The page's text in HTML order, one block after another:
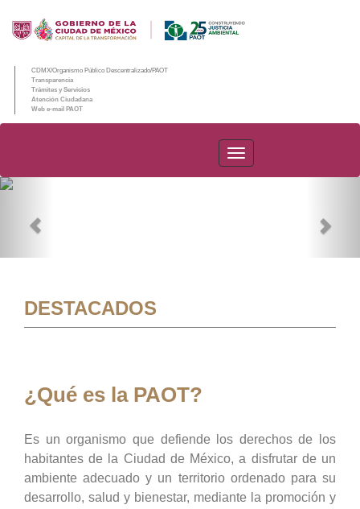
CDMX/Organismo Público Descentralizado/PAOT
Transparencia
Trámites y Servicios
Atención Ciudadana
Web e-mail PAOT
PAOT
DESTACADOS
¿Qué es la PAOT?
Es un organismo que defiende los derechos de los
habitantes de la Ciudad de México, a disfrutar de un
ambiente adecuado y un territorio ordenado para su
desarrollo, salud y bienestar, mediante la promoción y